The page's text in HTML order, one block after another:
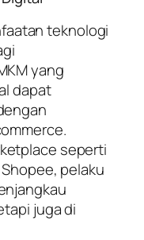
teknologi
yang
dapat
seperti
pelaku
juga di